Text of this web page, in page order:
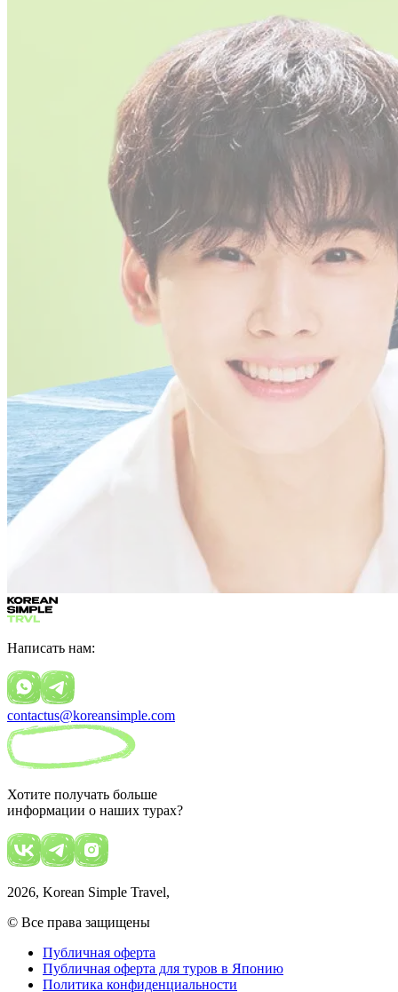
Написать нам:
contactus@koreansimple.com
Хотите получать больше
информации о наших турах?
2026, Korean Simple Travel,
© Все права защищены
Публичная оферта
Публичная оферта для туров в Японию
Политика конфиденциальности